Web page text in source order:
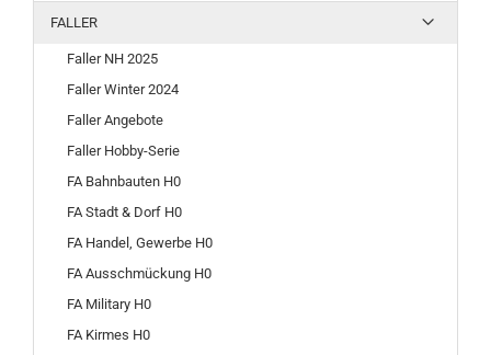
FALLER
Faller NH 2025
Faller Winter 2024
Faller Angebote
Faller Hobby-Serie
FA Bahnbauten H0
FA Stadt & Dorf H0
FA Handel, Gewerbe H0
FA Ausschmückung H0
FA Military H0
FA Kirmes H0